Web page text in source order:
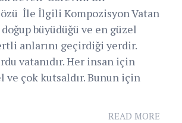
İle İlgili Kompozisyon Vatan
büyüdüğü ve en güzel
anlarını geçirdiği yerdir.
vatanıdır. Her insan için
ve çok kutsaldır. Bunun için
READ MORE